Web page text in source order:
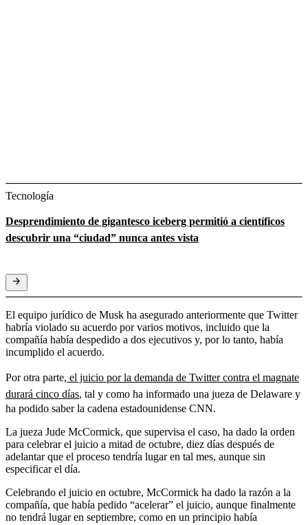
Tecnología
Desprendimiento de gigantesco iceberg permitió a científicos
descubrir una “ciudad” nunca antes vista
El equipo jurídico de Musk ha asegurado anteriormente que Twitter
habría violado su acuerdo por varios motivos, incluido que la
compañía había despedido a dos ejecutivos y, por lo tanto, había
incumplido el acuerdo.
Por otra parte, el juicio por la demanda de Twitter contra el magnate
durará cinco días, tal y como ha informado una jueza de Delaware y
ha podido saber la cadena estadounidense CNN.
La jueza Jude McCormick, que supervisa el caso, ha dado la orden
para celebrar el juicio a mitad de octubre, diez días después de
adelantar que el proceso tendría lugar en tal mes, aunque sin
especificar el día.
Celebrando el juicio en octubre, McCormick ha dado la razón a la
compañía, que había pedido “acelerar” el juicio, aunque finalmente
no tendrá lugar en septiembre, como en un principio había